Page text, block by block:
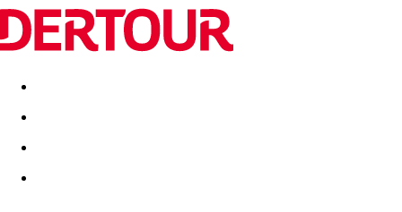
Destinatii Vacanta perfecta OFERTE DE NERATAT